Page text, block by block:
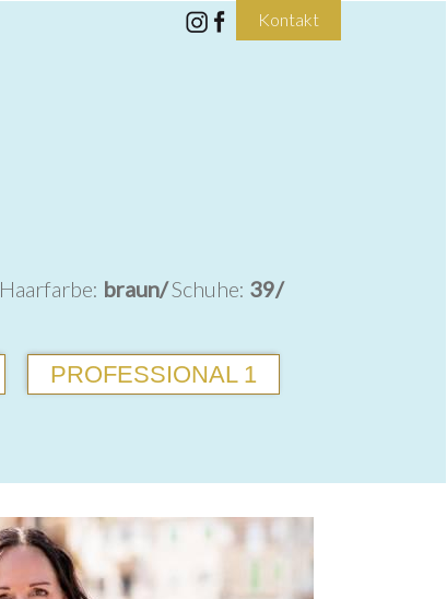
Kontakt
Haarfarbe: braun/Schuhe: 39/
PROFESSIONAL 1